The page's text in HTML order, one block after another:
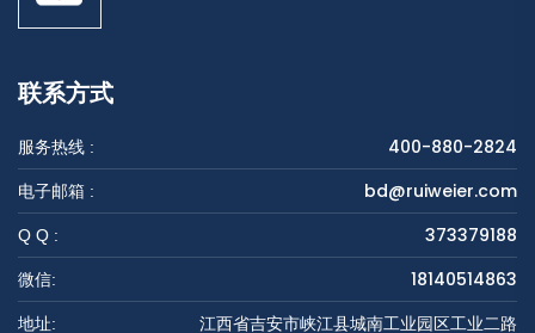
联系方式
服务热线 : 400-880-2824
电子邮箱 : bd@ruiweier.com
Q Q : 373379188
微信: 18140514863
地址: 江西省吉安市峡江县城南工业园区工业二路